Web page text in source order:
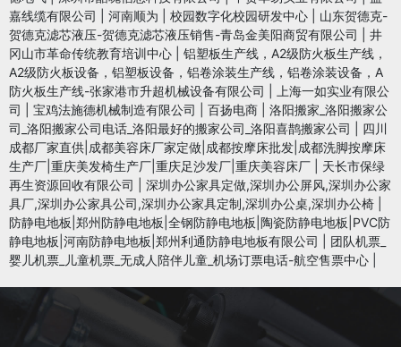
嘉线缆有限公司
河南顺为 校园数字化校园研发中心
山东贺德克-
贺德克滤芯液压-贺德克滤芯液压销售-青岛金美阳商贸有限公司
井
冈山市革命传统教育培训中心
铝塑板生产线，A2级防火板生产线，
A2级防火板设备，铝塑板设备，铝卷涂装生产线，铝卷涂装设备，A
防火板生产线-张家港市升超机械设备有限公司
上海一如实业有限公
司
宝鸡法施德机械制造有限公司 百扬电商
洛阳搬家_洛阳搬家公
司_洛阳搬家公司电话_洛阳最好的搬家公司_洛阳喜鹊搬家公司
四川
成都厂家直供|成都美容床厂家定做|成都按摩床批发|成都洗脚按摩床
生产厂|重庆美发椅生产厂|重庆足沙发厂|重庆美容床厂
天长市保绿
再生资源回收有限公司
深圳办公家具定做,深圳办公屏风,深圳办公家
具厂,深圳办公家具公司,深圳办公家具定制,深圳办公桌,深圳办公椅
防静电地板|郑州防静电地板|全钢防静电地板|陶瓷防静电地板|PVC防
静电地板|河南防静电地板|郑州利通防静电地板有限公司
团队机票_
婴儿机票_儿童机票_无成人陪伴儿童_机场订票电话-航空售票中心